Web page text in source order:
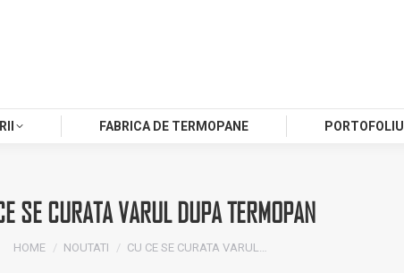
FABRICA DE TERMOPANE PORTOFOLIU
SE CURATA VARUL DUPA TERMOPAN
You are here:
HOME NOUTATI CU CE SE CURATA VARUL…